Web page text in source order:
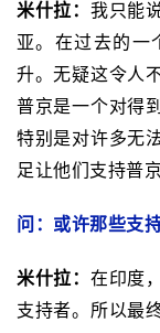
米什拉： 我只能
亚。在过去的一
升。无疑这令人
普京是一个对得
特别是对许多无
足让他们支持普京
问：或许那些支
米什拉： 在印度
支持者。所以最